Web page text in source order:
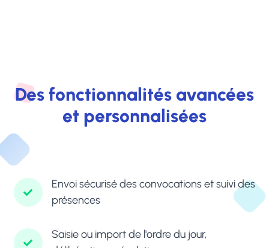
Des fonctionnalités avancées
et personnalisées
Envoi sécurisé des convocations et suivi des
présences
Saisie ou import de l'ordre du jour,